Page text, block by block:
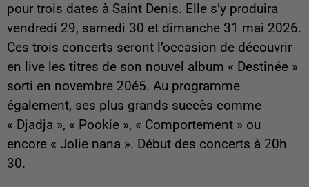
pour trois dates à Saint Denis. Elle s’y produira
vendredi 29, samedi 30 et dimanche 31 mai 2026.
Ces trois concerts seront l’occasion de découvrir
en live les titres de son nouvel album « Destinée »
sorti en novembre 20é5. Au programme
également, ses plus grands succès comme
« Djadja », « Pookie », « Comportement » ou
encore « Jolie nana ». Début des concerts à 20h
30.